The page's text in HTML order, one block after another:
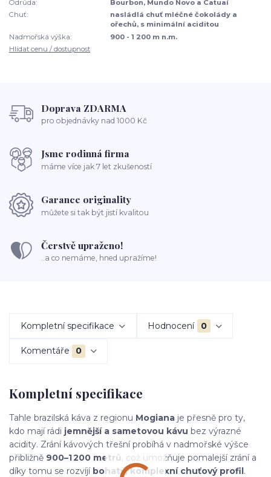
Odrůda:
Bourbon, Mundo Novo a Catuaí
Chuť:
nasládlá chuť mléčné čokolády a
ořechů, s minimální aciditou
Nadmořská výška:
900 - 1 200 m n.m.
Hlídat cenu / dostupnost
Doprava ZDARMA
pro objednávky nad 1000 Kč
Jsme rodinná firma
máme více jak 7 let zkušeností
Garance originality
můžete si tak být jistí kvalitou
Čerstvě upraženo!
..a co nemáme, hned upražíme!
Kompletní specifikace Hodnocení 0
Komentáře 0
Kompletní specifikace
Tahle brazilská káva z regionu Mogiana je přesně pro ty,
kdo mají rádi jemnější a sametovou kávu bez výrazné
acidity. Zrání kávových třešní probíhá v nadmořské výšce
přibližně 900–1 200 metrů, což umožňuje pomalejší zrání a
díky tomu se rozvíjí bohatý, komplexní chuťový profil .